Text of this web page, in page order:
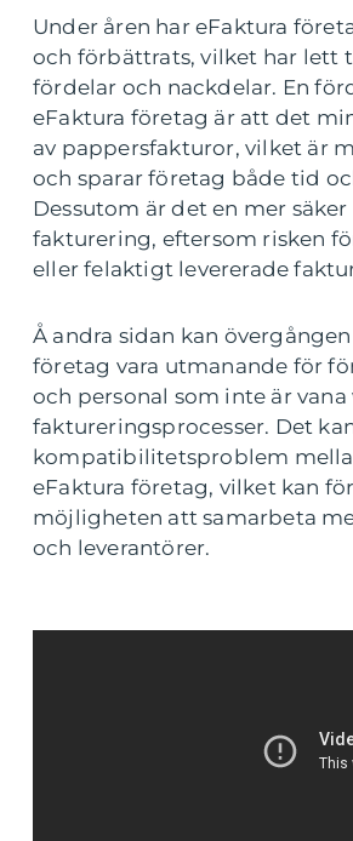
Under åren har eFaktura
och förbättrats, vilket har lett
fördelar och nackdelar. En
eFaktura företag är att det
av pappersfakturor, vilket är
och sparar företag både tid
Dessutom är det en mer
fakturering, eftersom risken
eller felaktigt levererade
Å andra sidan kan
företag vara utmanande för
och personal som inte är
faktureringsprocesser. Det
kompatibilitetsproblem
eFaktura företag, vilket kan
möjligheten att samarbeta
och leverantörer.